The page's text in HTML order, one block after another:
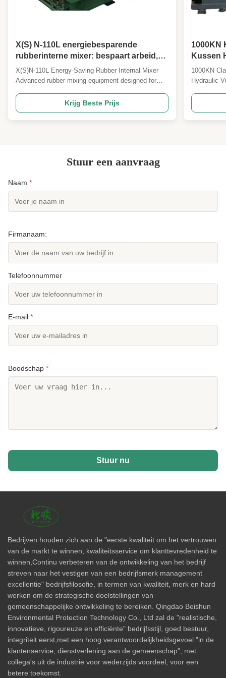
X(S) N-110L energiebesparende
rubberinterne mixer: bespaart arbeid,
laag falen, ononderbroken werking.
X(S)N-110L Energy-Saving Rubber Internal Mixer
Advanced rubber mixing equipment designed for
operation in industrial applications. Frequently
Asked Questions Model Selection What standard
volume models do you have? How to select proper
Krijg Beste Prijs
1000KN
Kussen
met
1000KN
Hydraulic
cushions
Stuur een aanvraag
Naam *
Firmanaam:
Telefoonnummer
E-mail *
Boodschap *
Stuur nu
Bedrijven houden zich aan de "eerste kwaliteit om het vertrouwen
van de markt te winnen, kwaliteitsservice om klanttevredenheid te
winnen,Continu verbeteren van de ontwikkeling van het bedrijf
streven naar het vestigen van een bedrijfsmerk management
excellentie" bedrijfsfilosofie, in termen van kwaliteit, merk en hard
werken om de strategische doelstellingen van
gemeenschappelijke ontwikkeling te bereiken. Qingdao Beishun
Environmental Protection Technology Co., Ltd zal de "realistische,
innovatieve, rigoureuze en efficiënte" bedrijfsstijl, goed bestuur,
integriteit eerst,met een hoog verantwoordelijkheidsgevoel "in de
klantenservice, dienstverlening aan de gemeenschap", met
collega's uit de industrie voor wederzijds voordeel, voor een
betere toekomst.